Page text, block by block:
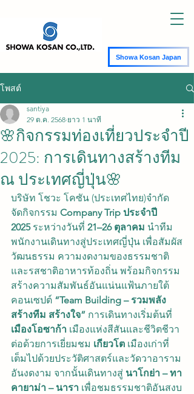
Showa Kosan Japan
โพสต์
🌸กิจกรรมท่องเที่ยวประจำปี
2025: การเดินทางสร้างทีม
ณ ประเทศญี่ปุ่น🌸
santiya
29 ต.ค. 2568 ยาว 1 นาที
บริษัท โชวะ โคซัน (ประเทศไทย)จำกัด
จัดกิจกรรม Company Trip ประจำปี
2025 ระหว่างวันที่ 21–26 ตุลาคม นำทีม
พนักงานเดินทางสู่ประเทศญี่ปุ่น เพื่อสัมผัส
วัฒนธรรม ความงดงามของธรรมชาติ
และรสชาติอาหารท้องถิ่น พร้อมกิจกรรม
สร้างความสัมพันธ์อันแน่นแฟ้นภายใต้
คอนเซปต์ “Team Building – รวมพลัง
สร้างทีม สร้างใจ” การเดินทางเริ่มต้นที่
เมืองโอซาก้า เมืองแห่งสีสันและชีวิตชีวา
ต่อด้วยการเยี่ยมชม เกียวโต เมืองเก่าที่
เต็มไปด้วยประวัติศาสตร์และวัดวาอาราม
อันงดงาม จากนั้นเดินทางสู่ นาโกย่า – ทา
คายาม่า – นารา เพื่อชมธรรมชาติอันสงบ